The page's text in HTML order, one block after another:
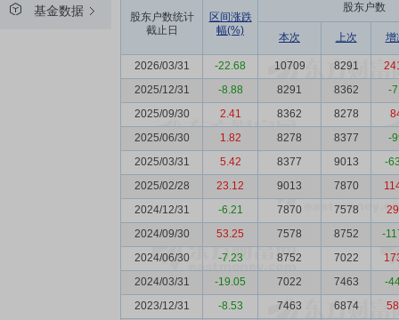
基金数据
股东户数统计
截止日
区间涨跌
幅(%)
股东户数
本次 上次 增
2026/03/31 -22.68 10709 8291
2025/12/31
-8.88 8291 8362
-
2025/09/30
2.41 8362 8278
2025/06/30
1.82 8278 8377
-
2025/03/31
5.42 8377 9013
-
2025/02/28
23.12 9013 7870
2024/12/31
-6.21 7870 7578
2024/09/30
53.25 7578 8752
-
2024/06/30
-7.23 8752 7022
2024/03/31
-19.05 7022 7463
-
2023/12/31
-8.53 7463 6874